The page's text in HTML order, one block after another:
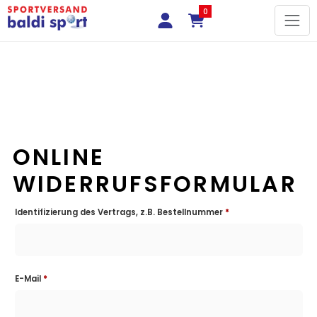
0
ONLINE
WIDERRUFSFORMULAR
Identifizierung des Vertrags, z.B. Bestellnummer *
E-Mail *